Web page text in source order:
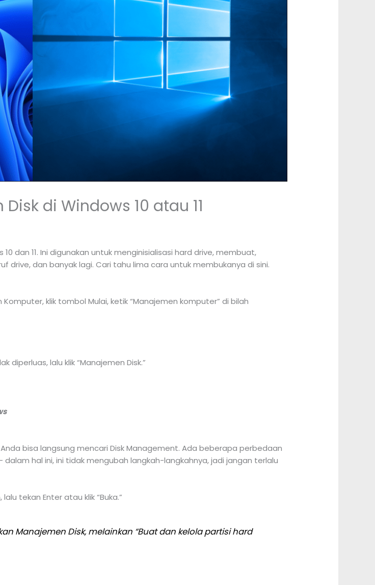
di Windows 10 atau 11
dan 11. Ini digunakan untuk menginisialisasi hard drive, membuat,
drive, dan banyak lagi. Cari tahu lima cara untuk membukanya di sini.
klik tombol Mulai, ketik “Manajemen komputer” di bilah
diperluas, lalu klik “Manajemen Disk.”
bisa langsung mencari Disk Management. Ada beberapa perbedaan
hal ini, ini tidak mengubah langkah-langkahnya, jadi jangan terlalu
tekan Enter atau klik “Buka.”
Manajemen Disk, melainkan “Buat dan kelola partisi hard